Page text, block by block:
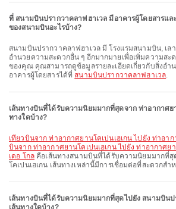
ที่ สนามบินปรากวาคลาฟฮาเวล มีอาคารผู้โดยสารแล
ของสนามบินอะไรบ้าง?
สนามบินปรากวาคลาฟฮาเวล มี โรงแรมสนามบิน, เลานจ์, พื้นที่สูบบุหรี่ และสิ่ง
อำนวยความสะดวกอื่น ๆ อีกมากมายเพื่อเพิ่มความสะ
ของคุณ คุณสามารถดูข้อมูลรายละเอียดเกี่ยวกับสิ่งอำ
อาคารผู้โดยสารได้ที่สนามบินปรากวาคลาฟฮาเวล.
เส้นทางบินที่ได้รับความนิยมมากที่สุดจาก ท่าอากาศย
ทางใดบ้าง?
เที่ยวบินจาก ท่าอากาศยานโคเปนเฮเกน ไปยัง ท่าอา
บินจาก ท่าอากาศยานโคเปนเฮเกน ไปยัง ท่าอากาศ
เดอ โกลคือเส้นทางสนามบินที่ได้รับความนิยมมากที่สุ
โคเปนเฮเกน เส้นทางเหล่านี้มีการเชื่อมต่อที่สะดวกส
เส้นทางบินที่ได้รับความนิยมมากที่สุดไปยัง สนามบินป
เส้นทางใดบ้าง?